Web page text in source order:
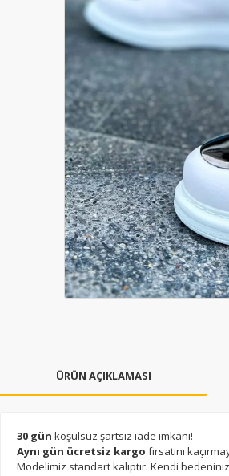
ÜRÜN AÇIKLAMASI
30 gün koşulsuz şartsız iade imkanı!
Aynı gün ücretsiz kargo fırsatını
Modelimiz standart kalıptır. Kendi